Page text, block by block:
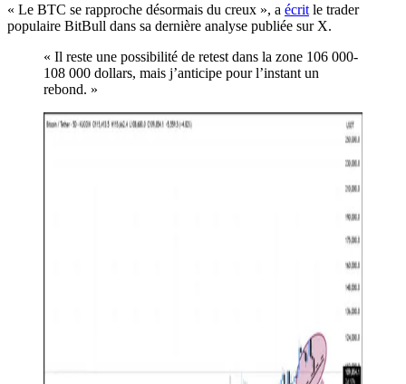
« Le BTC se rapproche désormais du creux », a écrit le trader
populaire BitBull dans sa dernière analyse publiée sur X.
« Il reste une possibilité de retest dans la zone 106 000-
108 000 dollars, mais j’anticipe pour l’instant un
rebond. »